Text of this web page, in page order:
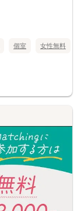
個室 女性無料